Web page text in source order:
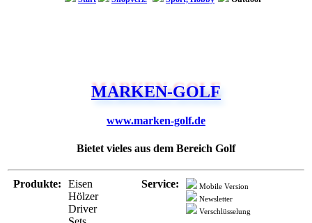
Bietet vieles aus dem Bereich Golf
Hölzer
Driver
Golfbälle
Taschen
Trolleys
Training
Service:
Newsletter
Zahlung:
Lastschrift
Vorkasse
Nachnahme